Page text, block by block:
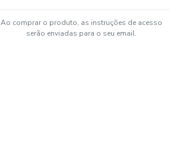
Ao comprar o produto, as instruções de acesso
serão enviadas para o seu email.